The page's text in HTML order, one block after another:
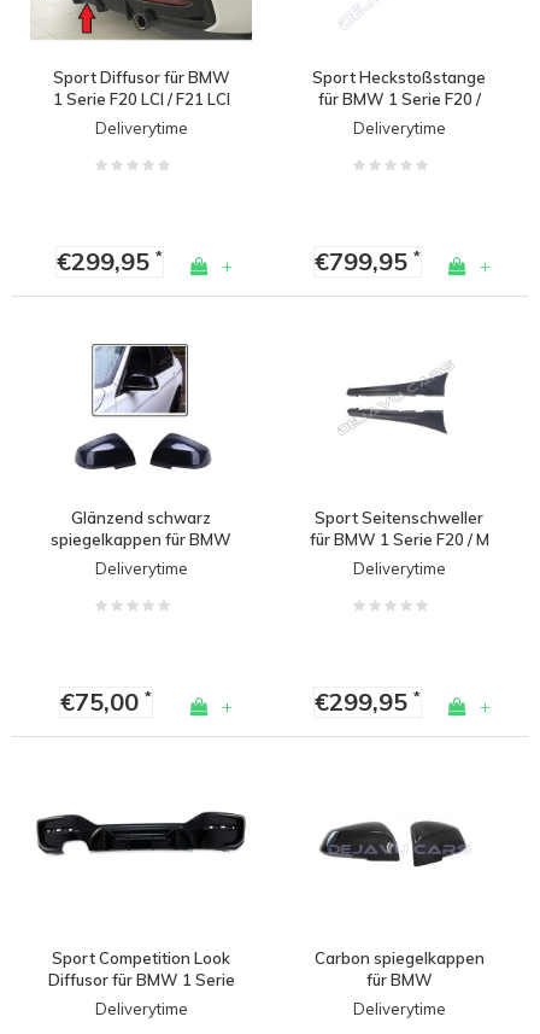
Sport Diffusor für BMW
1 Serie F20 LCI / F21 LCI
Deliverytime
€299,95* +
Sport Heckstoßstange
für BMW 1 Serie F20 /
F21 LCI / M Paket
Deliverytime
€799,95* +
Glänzend schwarz
spiegelkappen für BMW
F20 F21 F22 F23 F87 F30
F31 F32 F33 F36 E84
Deliverytime
€75,00* +
Sport Seitenschweller
für BMW 1 Serie F20 / M
Paket
Deliverytime
€299,95* +
Sport Competition Look
Diffusor für BMW 1 Serie
F20 / F21 / M Paket
(Facelift 2015-2019)
Deliverytime
Carbon spiegelkappen
für BMW
F20/F21/F22/F23/F30/F31/
E84/ i3
Deliverytime